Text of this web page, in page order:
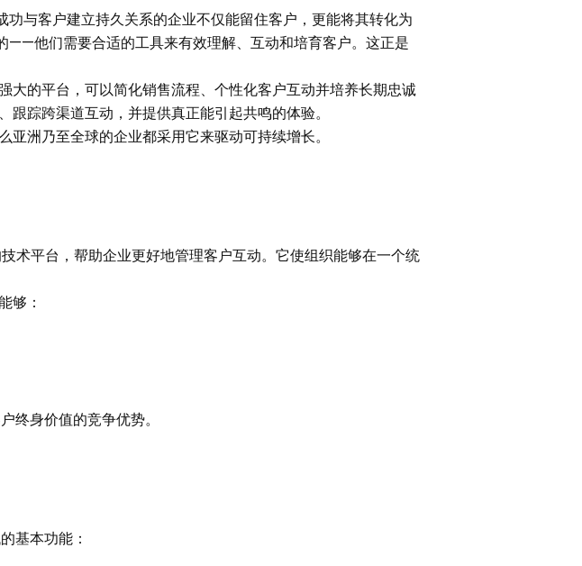
与客户建立持久关系的企业不仅能留住客户，更能将其转化为
——他们需要合适的工具来有效理解、互动和培育客户。这正是
的平台，可以简化销售流程、个性化客户互动并培养长期忠诚
踪跨渠道互动，并提供真正能引起共鸣的体验。
洲乃至全球的企业都采用它来驱动可持续增长。
术平台，帮助企业更好地管理客户互动。它使组织能够在一个统
够：
终身价值的竞争优势。
基本功能：